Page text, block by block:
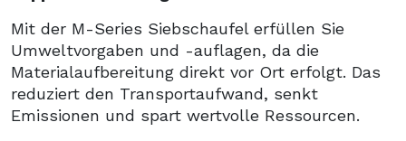
Mit der M-Series Siebschaufel erfüllen Sie
Umweltvorgaben und -auflagen, da die
Materialaufbereitung direkt vor Ort erfolgt. Das
reduziert den Transportaufwand, senkt
Emissionen und spart wertvolle Ressourcen.